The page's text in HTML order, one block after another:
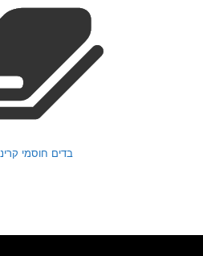
בדים חוסמי קרינת רדיו